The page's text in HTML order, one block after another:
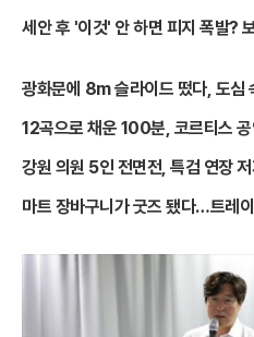
세안 후 '이것' 안 하면 피지 폭발?
광화문에 8m 슬라이드 떴다, 도심
12곡으로 채운 100분, 코르티스
강원 의원 5인 전면전, 특검 연장 저
마트 장바구니가 굿즈 됐다…트레